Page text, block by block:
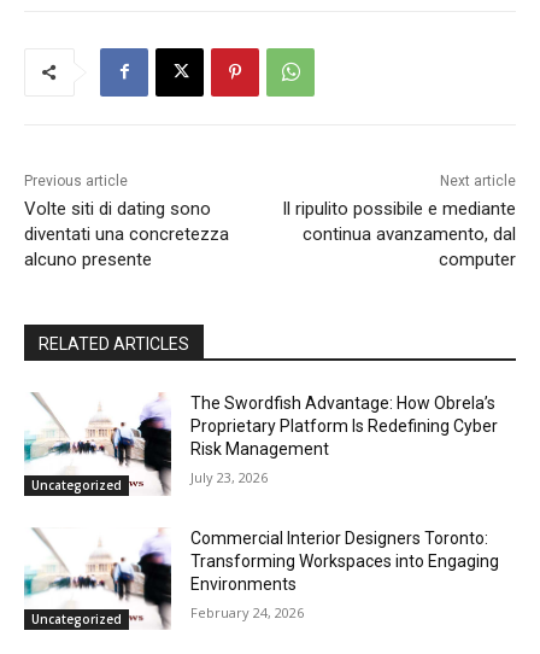
Previous article
Volte siti di dating sono
diventati una concretezza
alcuno presente
Next article
Il ripulito possibile e mediante
continua avanzamento, dal
computer
RELATED ARTICLES
Uncategorized
The Swordfish Advantage: How Obrela’s
Proprietary Platform Is Redefining Cyber
Risk Management
July 23, 2026
Uncategorized
Commercial Interior Designers Toronto:
Transforming Workspaces into Engaging
Environments
February 24, 2026